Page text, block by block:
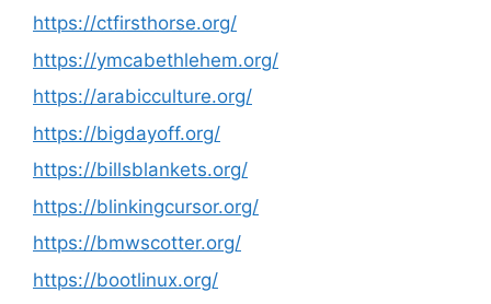
https://ctfirsthorse.org/
https://ymcabethlehem.org/
https://arabicculture.org/
https://bigdayoff.org/
https://billsblankets.org/
https://blinkingcursor.org/
https://bmwscotter.org/
https://bootlinux.org/